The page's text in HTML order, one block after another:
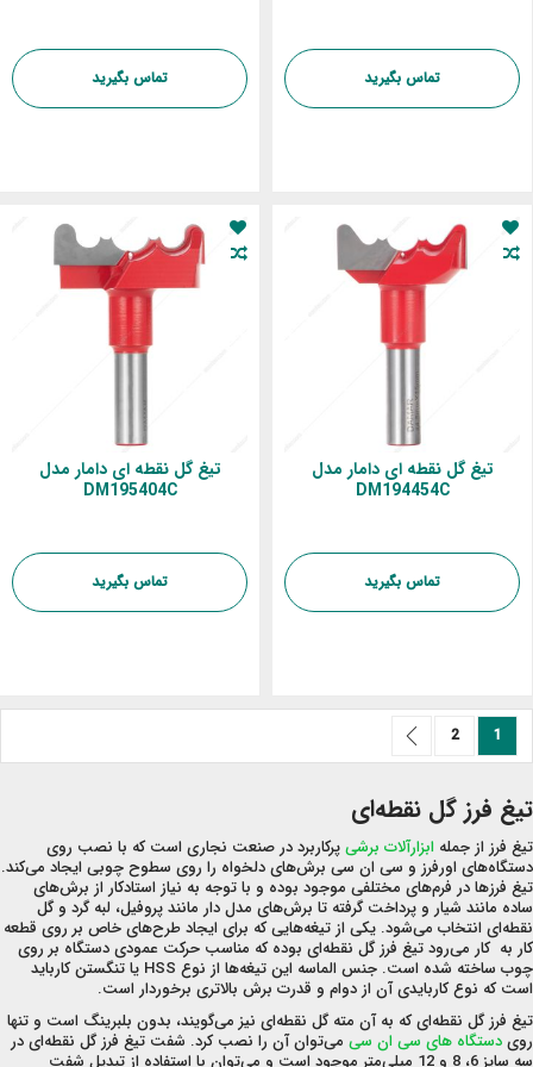
تماس بگیرید تماس بگیرید
تیغ گل نقطه ای دامار مدل
DM194454C
تماس بگیرید
تیغ گل نقطه ای دامار مدل
DM195404C
تماس بگیرید
صفحهشما در حال خواندن صفحه
1 صفحه
2
تیغ فرز گل نقطه‌ای
تیغ فرز از جمله ابزارآلات برشیپرکاربرد در صنعت نجاری است که با نصب روی
دستگاه‌های اورفرز و سی ان سی برش‌های دلخواه را روی سطوح چوبی ایجاد می‌کند.
تیغ فرزها در فرم‌های مختلفی موجود بوده و با توجه به نیاز استادکار از برش‌های
ساده مانند شیار و پرداخت گرفته تا برش‌های مدل دار مانند پروفیل، لبه گرد و گل
نقطه‌ای انتخاب می‌شود. یکی از تیغه‌هایی که برای ایجاد طرح‌های خاص بر روی قطعه
کار به کار می‌رود تیغ فرز گل نقطه‌ای بوده که مناسب حرکت عمودی دستگاه بر روی
چوب ساخته شده است. جنس الماسه این تیغه‌ها از نوع HSS یا تنگستن کارباید
است که نوع کاربایدی آن از دوام و قدرت برش بالاتری برخوردار است.
تیغ فرز گل نقطه‌ای که به آن مته گل نقطه‌ای نیز می‌گویند، بدون بلبرینگ است و تنها
رویدستگاه‌ های سی ان سی می‌توان آن را نصب کرد. شفت تیغ فرز گل نقطه‌ای در
سه سایز 6، 8 و 12 میلی‌متر موجود است و می‌توان با استفاده از تبدیل شفت